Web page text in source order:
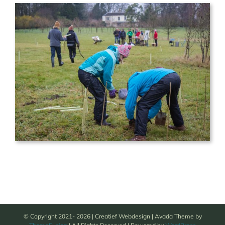
© Copyright 2021- 2026 | Creatief Webdesign | Avada Theme by